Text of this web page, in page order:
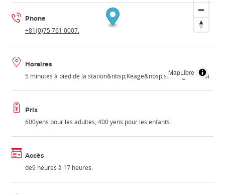
MapLibre
Phone
+81(0)75 761 0007.
Horaires
5 minutes à pied de la station&nbsp;Keage&nbsp;surla ligne Tozai.
Prix
600yens pour les adultes, 400 yens pour les enfants.
Accès
de9 heures à 17 heures.